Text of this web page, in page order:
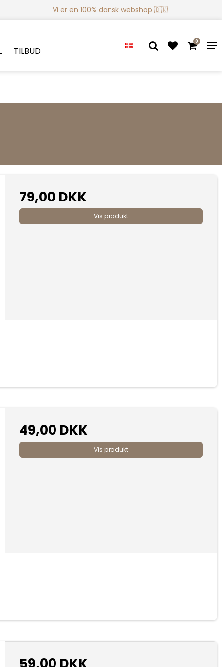
Vi er en 100% dansk webshop 🇩🇰
TILBUD
0
79,00 DKK
Vis produkt
49,00 DKK
Vis produkt
59,00 DKK